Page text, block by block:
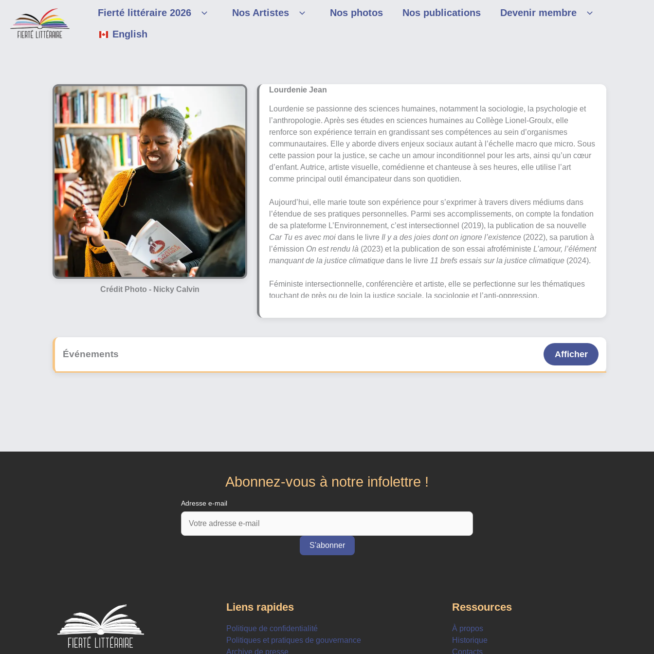
contenu
Fierté littéraire 2026 Nos Artistes Nos photos Nos publications
Devenir membre
English
Crédit Photo - Nicky Calvin
Lourdenie Jean
Lourdenie se passionne des sciences humaines, notamment la sociologie, la psychologie et
l’anthropologie. Après ses études en sciences humaines au Collège Lionel-Groulx, elle
renforce son expérience terrain en grandissant ses compétences au sein d’organismes
communautaires. Elle y aborde divers enjeux sociaux autant à l’échelle macro que micro. Sous
cette passion pour la justice, se cache un amour inconditionnel pour les arts, ainsi qu’un cœur
d’enfant. Autrice, artiste visuelle, comédienne et chanteuse à ses heures, elle utilise l’art
comme principal outil émancipateur dans son quotidien.
Aujourd’hui, elle marie toute son expérience pour s’exprimer à travers divers médiums dans
l’étendue de ses pratiques personnelles. Parmi ses accomplissements, on compte la fondation
de sa plateforme L’Environnement, c’est intersectionnel (2019), la publication de sa nouvelle
Car Tu es avec moi dans le livre Il y a des joies dont on ignore l’existence (2022), sa parution à
l’émission On est rendu là (2023) et la publication de son essai afroféministe L’amour, l’élément
manquant de la justice climatique dans le livre 11 brefs essais sur la justice climatique (2024).
Féministe intersectionnelle, conférencière et artiste, elle se perfectionne sur les thématiques
touchant de près ou de loin la justice sociale, la sociologie et l’anti-oppression.
Événements Afficher
Abonnez-vous à notre infolettre !
Adresse e-mail
Liens rapides
Politique de confidentialité
Politiques et pratiques de gouvernance
Archive de presse
Ressources
À propos
Historique
Contacts